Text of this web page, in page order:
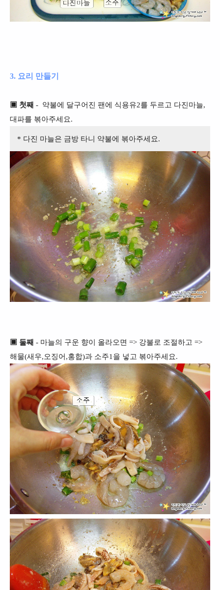
3. 요리 만들기
▣ 첫째 - 약불에 달구어진 팬에 식용유2를 두르고 다진마늘,
대파를 볶아주세요.
* 다진 마늘은 금방 타니 약불에 볶아주세요.
▣ 둘째 - 마늘의 구운 향이 올라오면 => 강불로 조절하고 =>
해물(새우,오징어,홍합)과 소주1을 넣고 볶아주세요.